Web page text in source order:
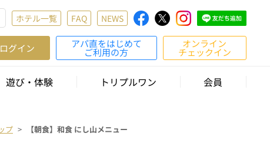
ホテル一覧 FAQ NEWS
ログイン アパ直をはじめて
ご利用の方
オンライン
チェックイン
遊び・体験 トリプルワン 会員
プ 【朝食】和食 にし山メニュー